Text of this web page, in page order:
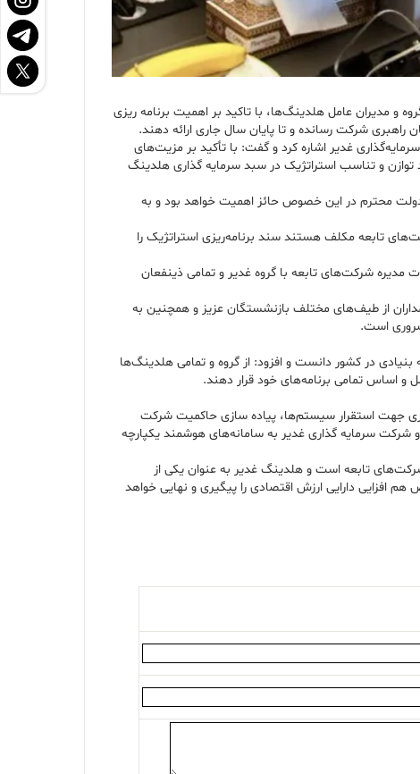
و مدیران عامل هلدینگ‌ها، با تاکید بر اهمیت برنامه ریزی
شرکت رسانده و تا پایان سال جاری ارائه دهند.
غدیر اشاره کرد و گفت: با تأکید بر مزیت‌های
توازن و تناسب استراتژیک در سبد سرمایه گذاری هلدینگ
دولت محترم در این خصوص حائز اهمیت خواهد بود و به
تابعه مکلف هستند سند برنامه‌ریزی استراتژیک را
شرکت‌های تابعه با گروه غدیر و تمامی ذینفعان
از طیف‌های مختلف بازنشستگان عزیز و همچنین به
است.
در کشور دانست و افزود: از گروه و تمامی هلدینگ‌ها
و اساس تمامی برنامه‌های خود قرار دهند.
جهت استقرار سیستم‌ها، پیاده سازی حاکمیت شرکت
سرمایه گذاری غدیر به سامانه‌های هوشمند یکپارچه
تابعه است و هلدینگ غدیر به عنوان یکی از
افزایی دارایی ارزش اقتصادی را پیگیری و نهایی خواهد